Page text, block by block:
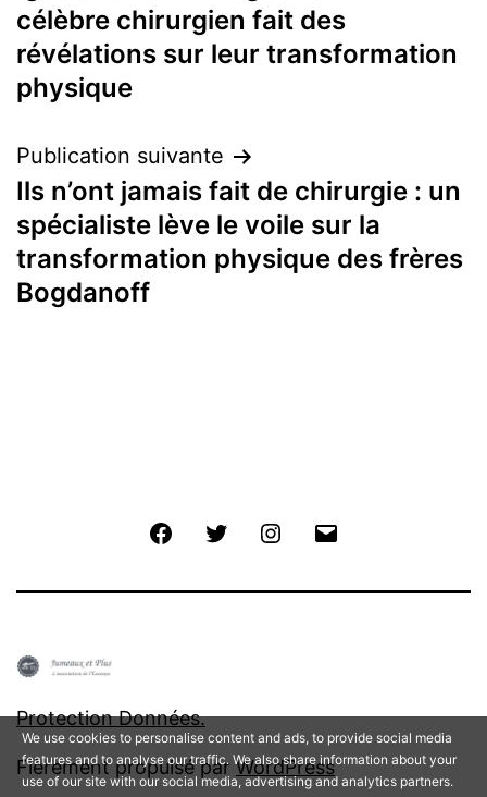
l’article
célèbre chirurgien fait des
révélations sur leur transformation
physique
Publication suivante
Ils n’ont jamais fait de chirurgie : un
spécialiste lève le voile sur la
transformation physique des frères
Bogdanoff
FacebookTwitter Instagram
Protection Données.
Fièrement propulsé parWordPress
We use cookies to personalise content and ads, to provide social media
features and to analyse our traffic. We also share information about your
use of our site with our social media, advertising and analytics partners.